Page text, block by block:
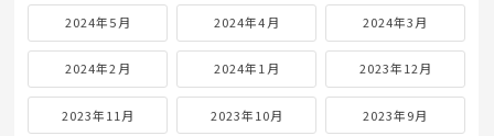
2024年5月 2024年4月 2024年3月
2024年2月 2024年1月 2023年12月
2023年11月 2023年10月 2023年9月